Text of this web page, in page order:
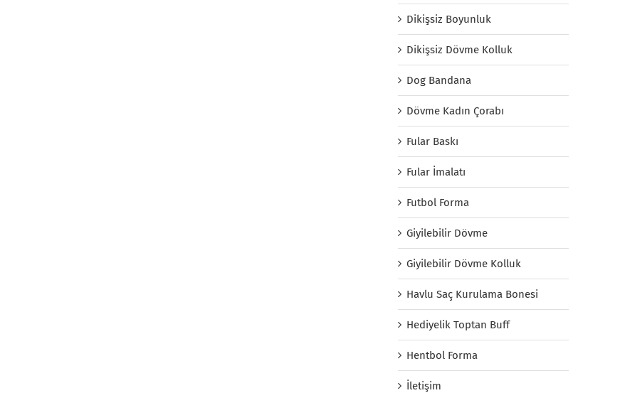
Dikişsiz Boyunluk
Dikişsiz Dövme Kolluk
Dog Bandana
Dövme Kadın Çorabı
Fular Baskı
Fular İmalatı
Futbol Forma
Giyilebilir Dövme
Giyilebilir Dövme Kolluk
Havlu Saç Kurulama Bonesi
Hediyelik Toptan Buff
Hentbol Forma
İletişim